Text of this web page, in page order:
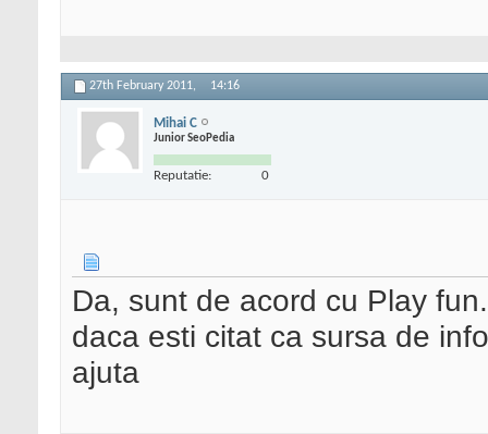
27th February 2011, 14:16
Mihai C
Junior SeoPedia
Reputatie: 0
Da, sunt de acord cu Play
daca esti citat ca sursa de
ajuta